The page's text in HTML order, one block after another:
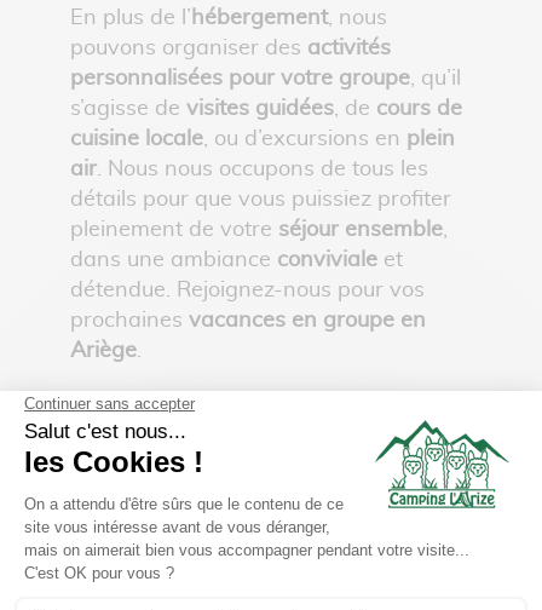
En plus de l’hébergement, nous
pouvons organiser des activités
personnalisées pour votre groupe, qu’il
s’agisse devisites guidées, de cours de
cuisine locale, ou d’excursions en plein
air. Nous nous occupons de tous les
détails pour que vous puissiez profiter
pleinement de votre séjour ensemble,
dans une ambiance conviviale et
détendue. Rejoignez-nous pour vos
prochainesvacances en groupe en
Ariège.